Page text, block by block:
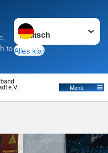
to
Sprache wechseln zu
Alles klar
e.V. Menü